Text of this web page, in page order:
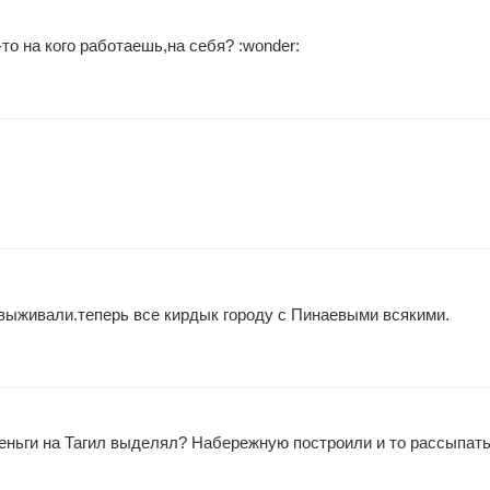
на кого работаешь,на себя? :wonder:
все кирдык городу с Пинаевыми всякими.
на Тагил выделял? Набережную построили и то